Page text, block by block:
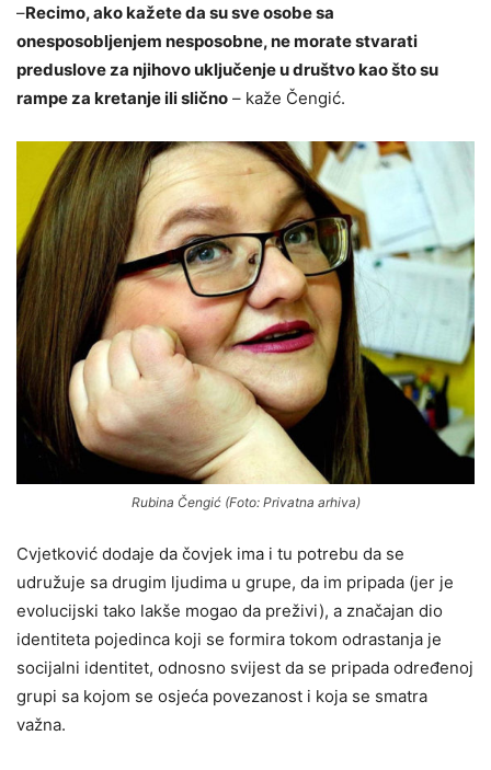
–Recimo, ako kažete da su sve osobe sa
onesposobljenjem nesposobne, ne morate stvarati
preduslove za njihovo uključenje u društvo kao što su
rampe za kretanje ili slično – kaže Čengić.
Rubina Čengić (Foto: Privatna arhiva)
Cvjetković dodaje da čovjek ima i tu potrebu da se
udružuje sa drugim ljudima u grupe, da im pripada (jer je
evolucijski tako lakše mogao da preživi), a značajan dio
identiteta pojedinca koji se formira tokom odrastanja je
socijalni identitet, odnosno svijest da se pripada određenoj
grupi sa kojom se osjeća povezanost i koja se smatra
važna.